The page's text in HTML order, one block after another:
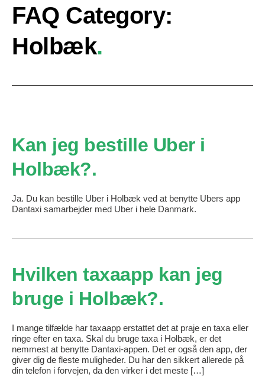
FAQ Category:
Holbæk
Kan jeg bestille Uber i
Holbæk?
Ja. Du kan bestille Uber i Holbæk ved at benytte Ubers app
Dantaxi samarbejder med Uber i hele Danmark.
Hvilken taxaapp kan jeg
bruge i Holbæk?
I mange tilfælde har taxaapp erstattet det at praje en taxa eller
ringe efter en taxa. Skal du bruge taxa i Holbæk, er det
nemmest at benytte Dantaxi-appen. Det er også den app, der
giver dig de fleste muligheder. Du har den sikkert allerede på
din telefon i forvejen, da den virker i det meste […]